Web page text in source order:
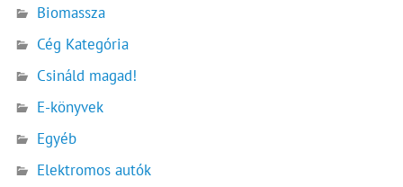
Biomassza
Cég Kategória
Csináld magad!
E-könyvek
Egyéb
Elektromos autók